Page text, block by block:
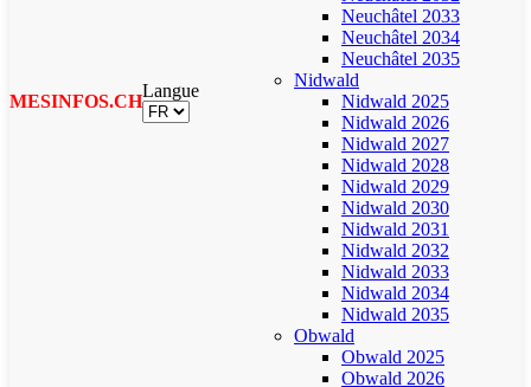
MESINFOS.CH
Langue
Neuchâtel 2033
Neuchâtel 2034
Neuchâtel 2035
Nidwald
Nidwald 2025
Nidwald 2026
Nidwald 2027
Nidwald 2028
Nidwald 2029
Nidwald 2030
Nidwald 2031
Nidwald 2032
Nidwald 2033
Nidwald 2034
Nidwald 2035
Obwald
Obwald 2025
Obwald 2026